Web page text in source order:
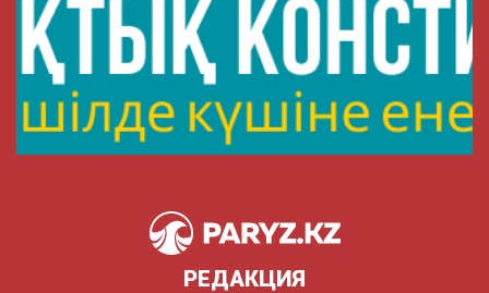
РЕДАКЦИЯ